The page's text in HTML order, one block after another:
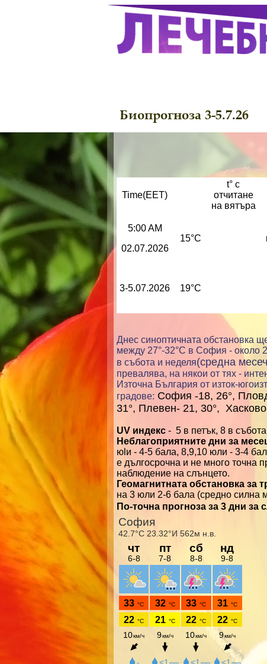
Биопрогноза 3-5.7.26
Time(EET)
t° с
отчитане
на вятъра
5:00 AM
02.07.2026
15°C
3-5.07.2026 19°C
Днес синоптичната обстановка
между 27°-32°С в София - около
в събота и неделя(средна
превалява, на някои от тях -
Източна България от изток-
градове: София -18, 26°,
31°, Плевен- 21, 30°,
UV индекс - 5 в петък, 8 в
Неблагоприятните дни за
юlи - 4-5 бала, 8,9,10 юли - 3-4
е дългосрочна и не много точна
наблюдение на слънцето.
Геомагнитната обстановка за
на 3 юли 2-6 бала (средно силна
По-точна прогноза за 3 дни за